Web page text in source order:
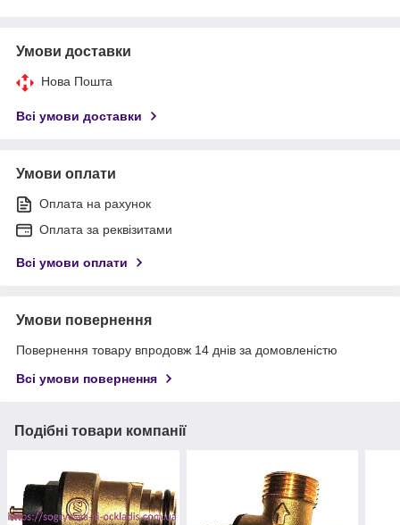
Умови доставки
Нова Пошта
Всі умови доставки
Умови оплати
Оплата на рахунок
Оплата за реквізитами
Всі умови оплати
Умови повернення
Повернення товару впродовж 14 днів за домовленістю
Всі умови повернення
Подібні товари компанії